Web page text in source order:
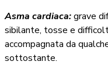
Asma cardiaca:grave
sibilante, tosse e
accompagnata da
sottostante.